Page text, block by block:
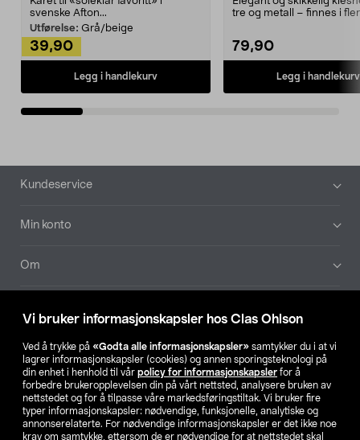
Vi bruker informasjonskapsler hos Clas Ohlson
Ved å trykke på «Godta alle informasjonskapsler» samtykker du i at vi
lagrer informasjonskapsler (cookies) og annen sporingsteknologi på
din enhet i henhold til vår policy for informasjonskapsler for å
forbedre brukeropplevelsen din på vårt nettsted, analysere bruken av
nettstedet og for å tilpasse våre markedsføringstiltak. Vi bruker fire
typer informasjonskapsler: nødvendige, funksjonelle, analytiske og
annonserelaterte. For nødvendige informasjonskapsler er det ikke noe
krav om samtykke, ettersom de er nødvendige for at nettstedet skal
svenske Afton...
Utførelse: Grå/beige
39,90
Legg i handlekurv
tre og metall – finnes i
79,90
Legg i handlekurv
Bunntekst
Kundeservice
Min konto
Om
Våre selskaper
Finn din butikk
SE NO FI